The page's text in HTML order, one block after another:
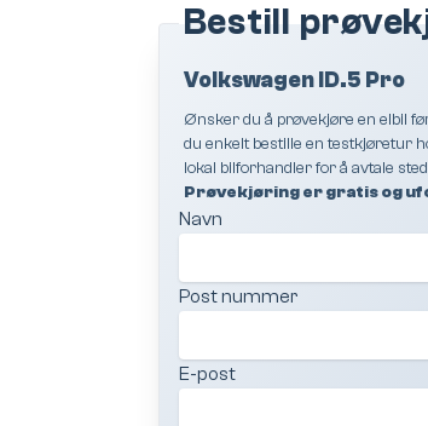
Bestill
Volkswagen ID.5 Pro
Ønsker du å prøvekjøre en elbil
du enkelt bestille en testkjøretur
lokal bilforhandler for å avtale sted
Prøvekjøring er gratis og
Navn
Post nummer
E-post